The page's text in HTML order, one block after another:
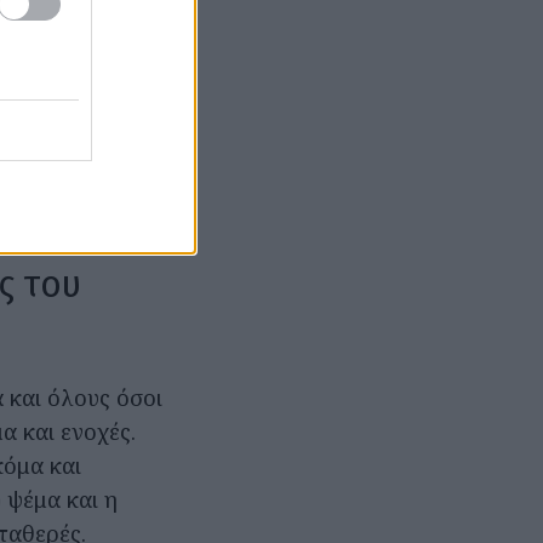
Ίσως
το
Ο
του
όλους όσοι
και ενοχές.
και
ψέμα και η